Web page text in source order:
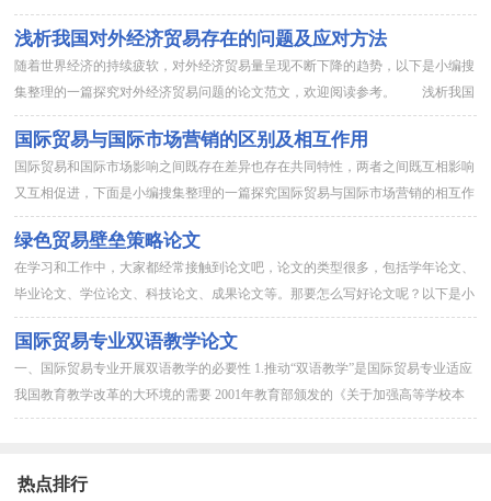
面是小编搜集整理的一篇文化差异对国际贸易影响探究的论文范文，...
浅析我国对外经济贸易存在的问题及应对方法
随着世界经济的持续疲软，对外经济贸易量呈现不断下降的趋势，以下是小编搜
集整理的一篇探究对外经济贸易问题的论文范文，欢迎阅读参考。 浅析我国
对外经济贸易存在的问题及应对方法 篇1 [摘 要]从现阶段发展...
国际贸易与国际市场营销的区别及相互作用
国际贸易和国际市场影响之间既存在差异也存在共同特性，两者之间既互相影响
又互相促进，下面是小编搜集整理的一篇探究国际贸易与国际市场营销的相互作
用的论文范文，供大家阅读参考。一、国际贸易与国际市场营销的区...
绿色贸易壁垒策略论文
在学习和工作中，大家都经常接触到论文吧，论文的类型很多，包括学年论文、
毕业论文、学位论文、科技论文、成果论文等。那要怎么写好论文呢？以下是小
编为大家收集的绿色贸易壁垒策略论文，希望能够帮助到大家。摘要...
国际贸易专业双语教学论文
一、国际贸易专业开展双语教学的必要性 1.推动“双语教学”是国际贸易专业适应
我国教育教学改革的大环境的需要 2001年教育部颁发的《关于加强高等学校本
科教学工作提高教学质量的意见》(教高字[2001]4号)中就提出，...
热点排行